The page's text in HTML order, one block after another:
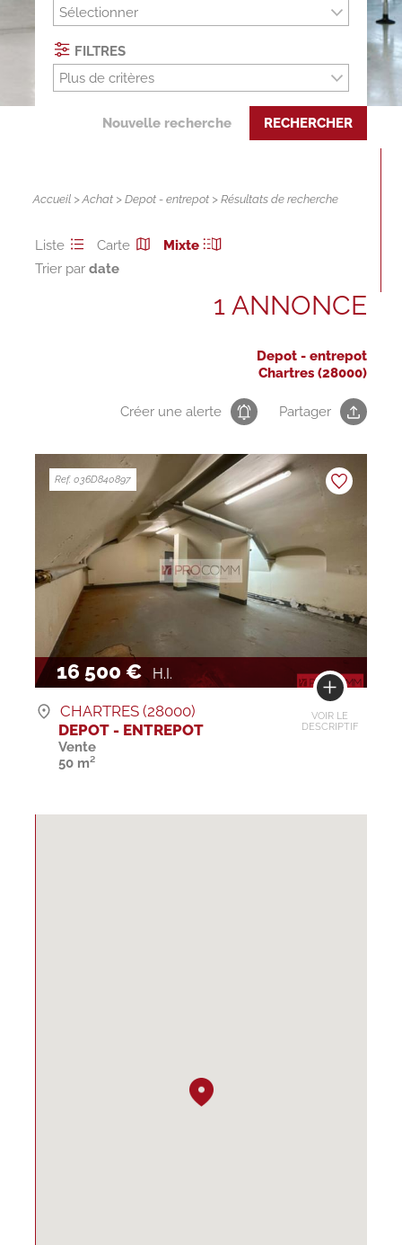
Sélectionner
FILTRES
Plus de critères
Nouvelle recherche RECHERCHER
Accueil >Achat >Depot - entrepot > Résultats de recherche
Liste Carte
Mixte
Trier par
1 ANNONCE
Depot - entrepot
Chartres (28000)
Créer une alerte Partager
16 500 € H.I.
VOIR LE
DESCRIPTIF
Ref. 036D840897
CHARTRES (28000)
DEPOT - ENTREPOT
Vente
50 m²